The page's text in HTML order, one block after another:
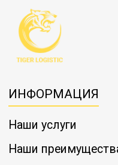
ИНФОРМАЦИЯ
Наши услуги
Наши